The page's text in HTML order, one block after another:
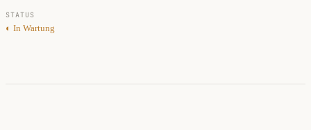
STATUS
◐ In Wartung